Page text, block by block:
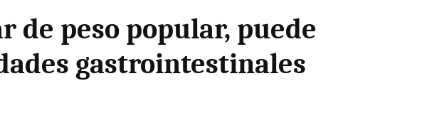
de peso popular, puede
gastrointestinales